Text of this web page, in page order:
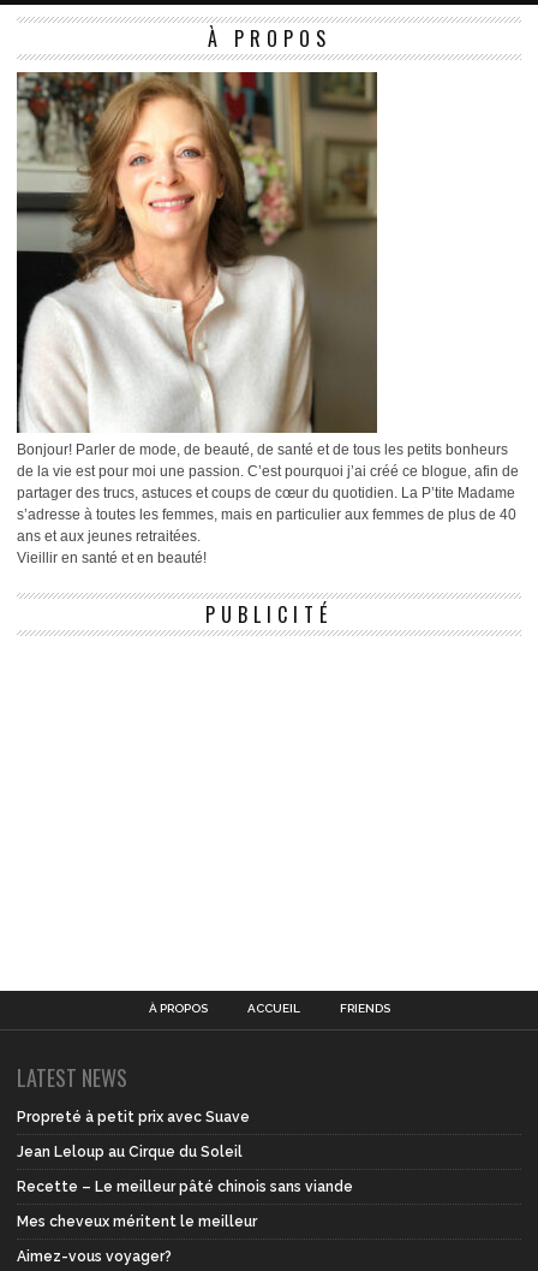
À PROPOS
Bonjour! Parler de mode, de beauté, de santé et de tous les petits bonheurs
de la vie est pour moi une passion. C’est pourquoi j’ai créé ce blogue, afin de
partager des trucs, astuces et coups de cœur du quotidien. La P’tite Madame
s’adresse à toutes les femmes, mais en particulier aux femmes de plus de 40
ans et aux jeunes retraitées.
Vieillir en santé et en beauté!
PUBLICITÉ
À PROPOS ACCUEIL FRIENDS
LATEST NEWS
Propreté à petit prix avec Suave
Jean Leloup au Cirque du Soleil
Recette – Le meilleur pâté chinois sans viande
Mes cheveux méritent le meilleur
Aimez-vous voyager?